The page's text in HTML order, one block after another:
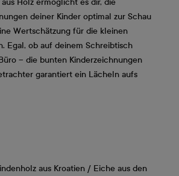
Holz ermöglicht es dir, die
deiner Kinder optimal zur Schau
Wertschätzung für die kleinen
Egal, ob auf deinem Schreibtisch
– die bunten Kinderzeichnungen
garantiert ein Lächeln aufs
aus Kroatien / Eiche aus den